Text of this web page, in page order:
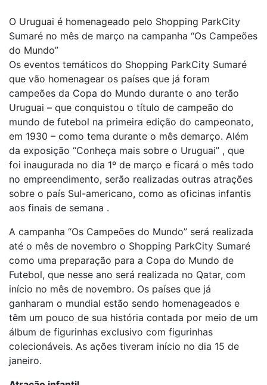
O Uruguai é homenageado pelo Shopping ParkCity
Sumaré no mês de março na campanha “Os Campeões
do Mundo”
Os eventos temáticos do Shopping ParkCity Sumaré
que vão homenagear os países que já foram
campeões da Copa do Mundo durante o ano terão
Uruguai – que conquistou o título de campeão do
mundo de futebol na primeira edição do campeonato,
em 1930 – como tema durante o mês demarço. Além
da exposição “Conheça mais sobre o Uruguai” , que
foi inaugurada no dia 1º de março e ficará o mês todo
no empreendimento, serão realizadas outras atrações
sobre o país Sul-americano, como as oficinas infantis
aos finais de semana .
A campanha “Os Campeões do Mundo” será realizada
até o mês de novembro o Shopping ParkCity Sumaré
como uma preparação para a Copa do Mundo de
Futebol, que nesse ano será realizada no Qatar, com
início no mês de novembro. Os países que já
ganharam o mundial estão sendo homenageados e
têm um pouco de sua história contada por meio de um
álbum de figurinhas exclusivo com figurinhas
colecionáveis. As ações tiveram início no dia 15 de
janeiro.